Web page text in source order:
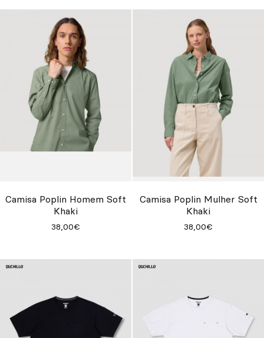
Camisa Poplin Homem Soft
Khaki
38,00€
Camisa Poplin Mulher Soft
Khaki
38,00€